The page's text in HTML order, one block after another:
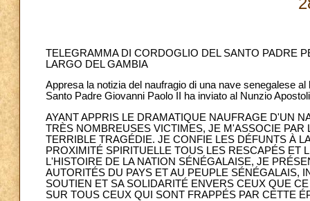
TELEGRAMMA DI CORDOGLIO DEL SANTO PADRE
LARGO DEL GAMBIA
Appresa la notizia del naufragio di una nave senegalese
Santo Padre Giovanni Paolo II ha inviato al Nunzio
AYANT APPRIS LE DRAMATIQUE NAUFRAGE D'UN
TRÈS NOMBREUSES VICTIMES, JE M'ASSOCIE
TERRIBLE TRAGÉDIE. JE CONFIE LES DÉFUNTS À
PROXIMITÉ SPIRITUELLE TOUS LES RESCAPÉS ET
L'HISTOIRE DE LA NATION SÉNÉGALAISE, JE
AUTORITÉS DU PAYS ET AU PEUPLE SÉNÉGALAIS,
SOUTIEN ET SA SOLIDARITÉ ENVERS CEUX QUE
SUR TOUS CEUX QUI SONT FRAPPÉS PAR CETTE